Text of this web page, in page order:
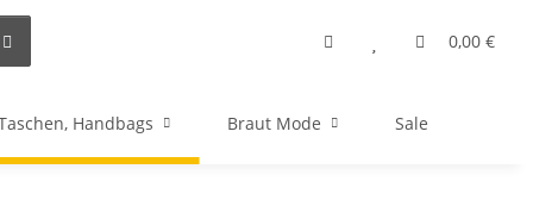
0,00 €
Handbags Braut Mode Sale